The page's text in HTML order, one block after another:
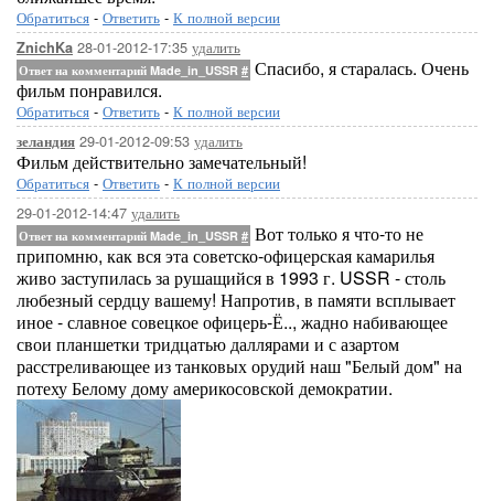
Обратиться - Ответить - К полной версии
ZnichKa 28-01-2012-17:35 удалить
Ответ на комментарий Made_in_USSR # Спасибо, я старалась. Очень
фильм понравился.
Обратиться - Ответить - К полной версии
зеландия 29-01-2012-09:53 удалить
Фильм действительно замечательный!
Обратиться - Ответить - К полной версии
29-01-2012-14:47 удалить
Ответ на комментарий Made_in_USSR # Вот только я что-то не
припомню, как вся эта советско-офицерская камарилья
живо заступилась за рушащийся в 1993 г. USSR - столь
любезный сердцу вашему! Напротив, в памяти всплывает
иное - славное совецкое офицерь-Ё.., жадно набивающее
свои планшетки тридцатью даллярами и с азартом
расстреливающее из танковых орудий наш "Белый дом" на
потеху Белому дому америкосовской демократии.